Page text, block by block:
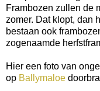
Frambozen zullen de
zomer. Dat klopt, dan
bestaan ook
zogenaamde
Hier een foto van
op Ballymaloe